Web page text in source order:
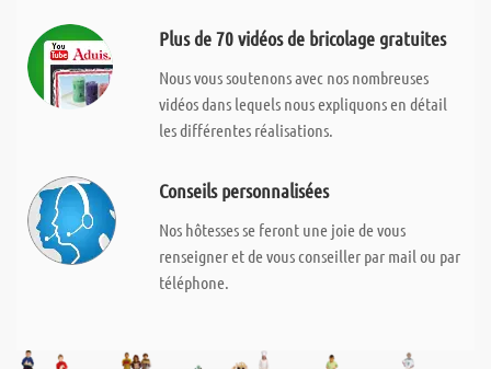
Plus de 70 vidéos de bricolage gratuites
Nous vous soutenons avec nos nombreuses
vidéos dans lequels nous expliquons en détail
les différentes réalisations.
Conseils personnalisées
Nos hôtesses se feront une joie de vous
renseigner et de vous conseiller par mail ou par
téléphone.